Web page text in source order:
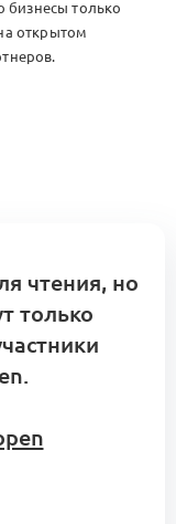
бизнесы только
открытом
чтения, но
только